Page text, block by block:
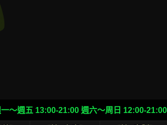
～週五 13:00-21:00 週六～周日 12:00-